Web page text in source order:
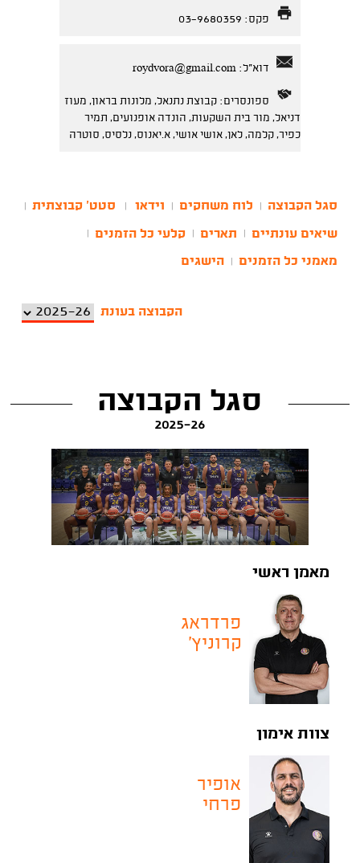
פקס: 03-9680359
דוא"ל: roydvora@gmail.com
ספונסרים: קבוצת נתנאל, מלונות בראון, מעוז
דניאל, מור בית השקעות, הונדה אופנועים, תמיר
כפיר, קלמה, לאן, אושי אושי, א.יאנוס, נלסיס, סוטרה
סגל הקבוצה לוח משחקים וידאו סטט' קבוצתית
שיאים עונתיים תארים קלעי כל הזמנים
מאמני כל הזמנים הישגים
הקבוצה בעונת
סגל הקבוצה
2025-26
מאמן ראשי
פרדראג
קרוניץ'
צוות אימון
אופיר
פרחי